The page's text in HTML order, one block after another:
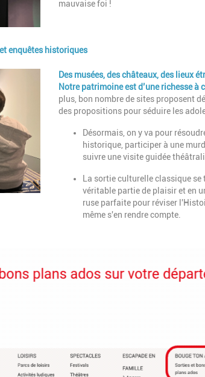
mauvaise foi !
enquêtes historiques
Description
Des musées, des châteaux, des lieux
Notre patrimoine est d’une richesse à
plus, bon nombre de sites proposent
des propositions pour séduire les
Désormais, on y va pour
historique, participer à une
suivre une visite guidée
La sortie culturelle classique se
véritable partie de plaisir et en
ruse parfaite pour réviser
même s'en rendre compte.